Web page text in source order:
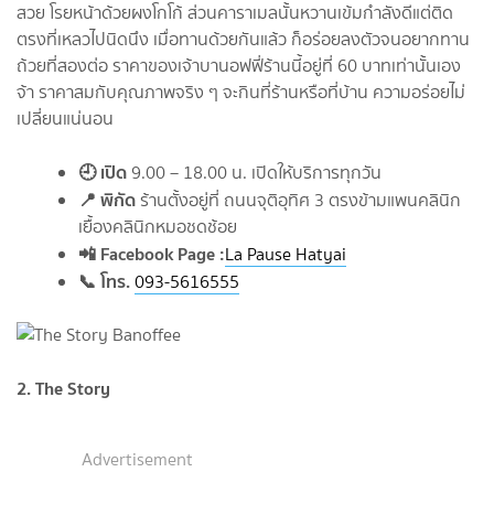
สวย โรยหน้าด้วยผงโกโก้ ส่วนคาราเมลนั้นหวานเข้มกำลังดีแต่ติด
ตรงที่เหลวไปนิดนึง เมื่อทานด้วยกันแล้ว ก็อร่อยลงตัวจนอยากทาน
ถ้วยที่สองต่อ ราคาของเจ้าบานอฟฟี่ร้านนี้อยู่ที่ 60 บาทเท่านั้นเอง
จ้า ราคาสมกับคุณภาพจริง ๆ จะกินที่ร้านหรือที่บ้าน ความอร่อยไม่
เปลี่ยนแน่นอน
🕘 เปิด9.00 – 18.00 น. เปิดให้บริการทุกวัน
📍 พิกัดร้านตั้งอยู่ที่ ถนนจุติอุทิศ 3 ตรงข้ามแพนคลินิก
เยื้องคลินิกหมอชดช้อย
📲 Facebook Page :La Pause Hatyai
📞 โทร.093-5616555
2. The Story
Advertisement